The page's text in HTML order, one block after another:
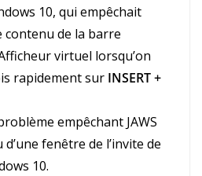
10, qui empêchait
contenu de la barre
virtuel lorsqu’on
rapidement sur INSERT +
empêchant JAWS
fenêtre de l’invite de
10.